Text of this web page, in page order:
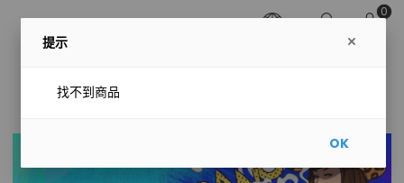
0
提示
找不到商品
OK